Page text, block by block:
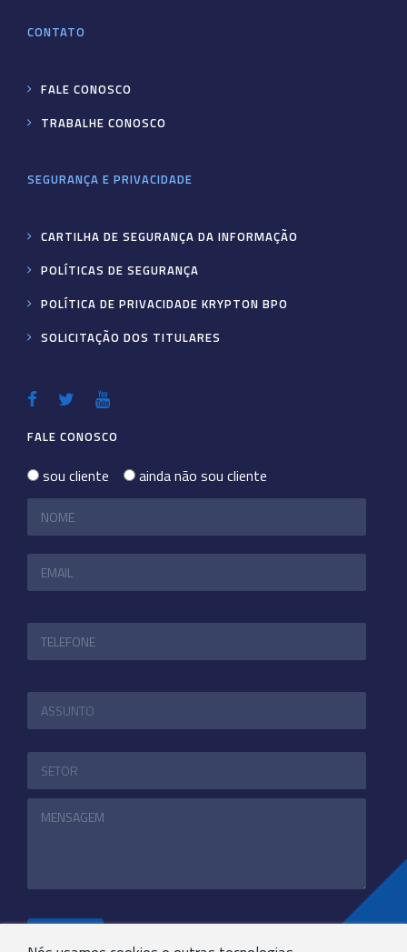
CONTATO
FALE CONOSCO
TRABALHE CONOSCO
SEGURANÇA E PRIVACIDADE
CARTILHA DE SEGURANÇA DA INFORMAÇÃO
POLÍTICAS DE SEGURANÇA
POLÍTICA DE PRIVACIDADE KRYPTON BPO
SOLICITAÇÃO DOS TITULARES
FALE CONOSCO
sou cliente ainda não sou cliente